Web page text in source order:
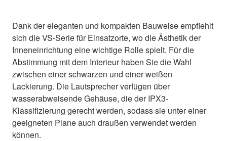
Dank der eleganten und kompakten Bauweise empfiehlt
sich die VS-Serie für Einsatzorte, wo die Ästhetik der
Inneneinrichtung eine wichtige Rolle spielt. Für die
Abstimmung mit dem Interieur haben Sie die Wahl
zwischen einer schwarzen und einer weißen
Lackierung. Die Lautsprecher verfügen über
wasserabweisende Gehäuse, die der IPX3-
Klassifizierung gerecht werden, sodass sie unter einer
geeigneten Plane auch draußen verwendet werden
können.